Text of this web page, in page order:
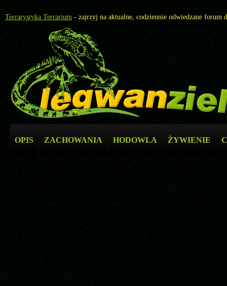
Terrarystyka Terrarium - zajrzyj na aktualne, codziennie odwiedzane forum
OPIS ZACHOWANIA HODOWLA ŻYWIENIE